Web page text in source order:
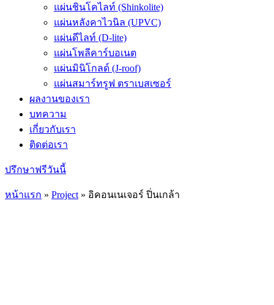
แผ่นชินโคไลท์ (Shinkolite)
แผ่นหลังคาไวนิล (UPVC)
แผ่นดีไลท์ (D-lite)
แผ่นโพลีคาร์บอเนต
แผ่นมินิโกลด์ (J-roof)
แผ่นสมาร์ทรูฟ ตราเบสเซอร์
ผลงานของเรา
บทความ
เกี่ยวกับเรา
ติดต่อเรา
ปรึกษาฟรีวันนี้
หน้าแรก » Project » อิคอนเนเจอร์ ปิ่นเกล้า